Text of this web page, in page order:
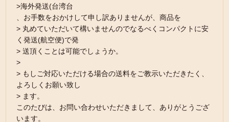
>海外発送(台湾台
、お手数をおかけして申し訳ありませんが、商品を
> 丸めていただいて構いませんのでなるべくコンパクトに安
く発送(航空便)で発
> 送頂くことは可能でしょうか。
>
> もしご対応いただける場合の送料をご教示いただきたく、
よろしくお願い致し
> ます。
このたびは、お問い合わせいただきまして、ありがとうござ
います。